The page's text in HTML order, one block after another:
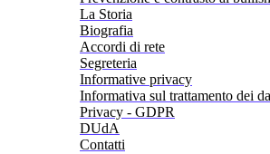
La Storia
Biografia
Accordi di rete
Segreteria
Informative privacy
Informativa sul trattamento dei
Privacy - GDPR
DUdA
Contatti